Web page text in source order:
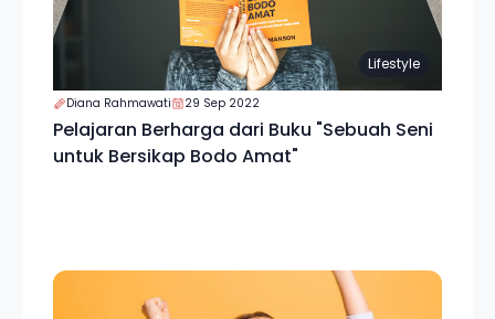
Lifestyle
Diana Rahmawati 29 Sep 2022
Pelajaran Berharga dari Buku "Sebuah Seni
untuk Bersikap Bodo Amat"